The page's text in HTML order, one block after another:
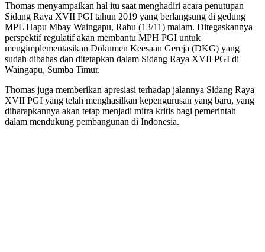
Thomas menyampaikan hal itu saat menghadiri acara penutupan
Sidang Raya XVII PGI tahun 2019 yang berlangsung di gedung
MPL Hapu Mbay Waingapu, Rabu (13/11) malam. Ditegaskannya
perspektif regulatif akan membantu MPH PGI untuk
mengimplementasikan Dokumen Keesaan Gereja (DKG) yang
sudah dibahas dan ditetapkan dalam Sidang Raya XVII PGI di
Waingapu, Sumba Timur.
Thomas juga memberikan apresiasi terhadap jalannya Sidang Raya
XVII PGI yang telah menghasilkan kepengurusan yang baru, yang
diharapkannya akan tetap menjadi mitra kritis bagi pemerintah
dalam mendukung pembangunan di Indonesia.